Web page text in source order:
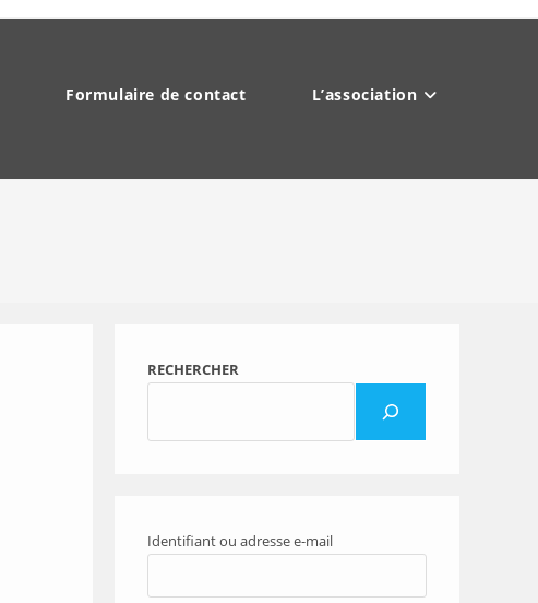
Formulaire de contact L’association
RECHERCHER
Identifiant ou adresse e-mail